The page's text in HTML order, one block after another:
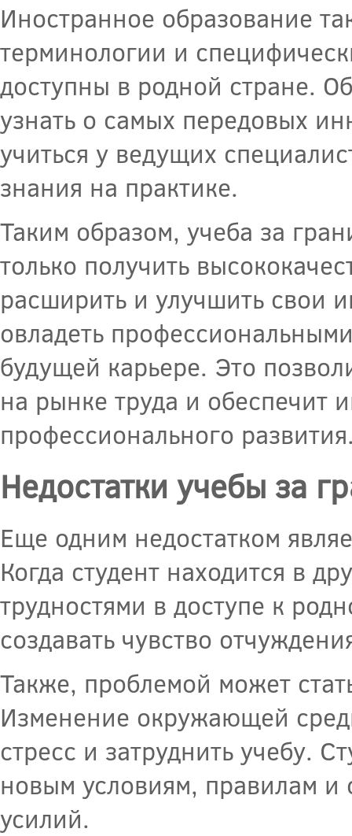
Иностранное образование
терминологии и
доступны в родной стране.
узнать о самых передовых
учиться у ведущих
знания на практике.
Таким образом, учеба за
только получить
расширить и улучшить свои
овладеть
будущей карьере. Это
на рынке труда и обеспечит
профессионального
Недостатки учебы за
Еще одним недостатком
Когда студент находится в
трудностями в доступе к
создавать чувство
Также, проблемой может
Изменение окружающей
стресс и затруднить учебу.
новым условиям, правилам и
усилий.